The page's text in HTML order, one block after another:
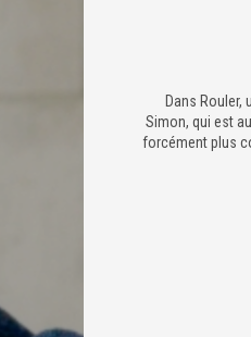
Dans Rouler,
Simon, qui est
forcément plus